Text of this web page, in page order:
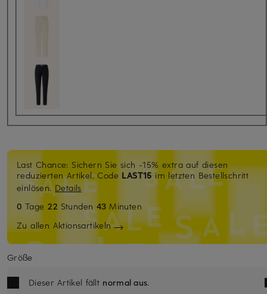
Last Chance: Sichern Sie sich -15% extra auf diesen
reduzierten Artikel. Code LAST15im letzten Bestellschritt
einlösen.Details
0 Tage22 Stunden 43 Minuten
Zu allen Aktionsartikeln
Größe
Dieser Artikel fällt normal aus.